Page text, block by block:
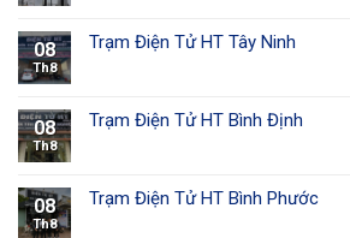
08
Th8
Trạm Điện Tử HT Tây Ninh
08
Th8
Trạm Điện Tử HT Bình Định
08
Th8
Trạm Điện Tử HT Bình Phước